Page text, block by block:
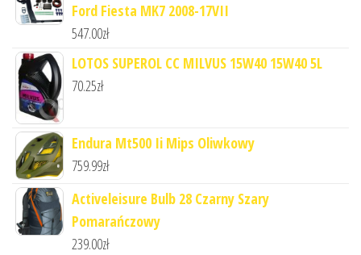
Ford Fiesta MK7 2008-17VII
547.00zł
LOTOS SUPEROL CC MILVUS 15W40 15W40 5L
70.25zł
Endura Mt500 Ii Mips Oliwkowy
759.99zł
Activeleisure Bulb 28 Czarny Szary
Pomarańczowy
239.00zł